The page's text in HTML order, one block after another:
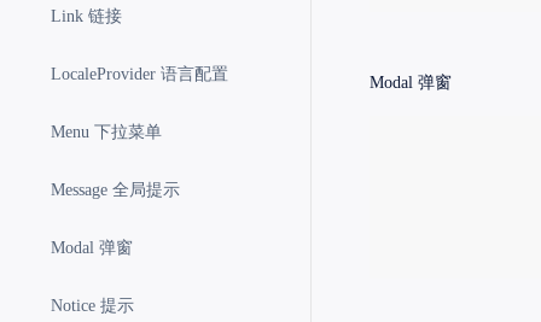
Link 链接
LocaleProvider 语言配置
Menu 下拉菜单
Message 全局提示
Modal 弹窗
Notice 提示
Modal 弹窗